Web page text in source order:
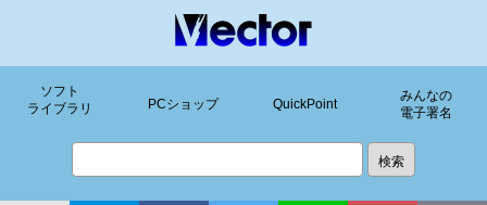
ソフト
ライブラリ
PCショップ QuickPoint
みんなの
電子署名